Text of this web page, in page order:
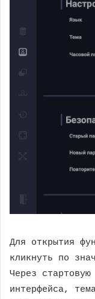
Для открытия
кликнуть по
Через
интерфейса,